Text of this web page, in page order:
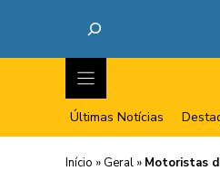
Últimas Notícias
Início » Geral » Motoristas